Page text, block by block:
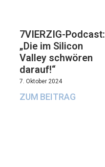
7VIERZIG-Podcast:
„Die im Silicon
Valley schwören
darauf!“
7. Oktober 2024
ZUM BEITRAG